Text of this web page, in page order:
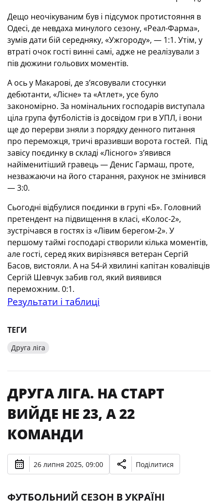
Дещо неочікуваним був і підсумок протистояння в
Одесі, де невдаха минулого сезону, «Реал-Фарма»,
зумів дати бій середняку, «Ужгороду», — 1:1. Утім, у
втраті очок гості винні самі, адже не реалізували з
пів дюжини гольових моментів.
А ось у Макарові, де з’ясовували стосунки
дебютанти, «Лісне» та «Атлет», усе було
закономірно. За номінальних господарів виступала
ціла група футболістів із досвідом гри в УПЛ, і вони
ще до перерви зняли з порядку денного питання
про переможця, тричі вразивши ворота гостей. Під
завісу поєдинку в складі «Лісного» з’явився
найіменитіший гравець — Денис Гармаш, проте,
незважаючи на його старання, рахунок не змінився
— 3:0.
Сьогодні відбулися поєдинки в групі «Б». Головний
претендент на підвищення в класі, «Колос-2»,
зустрічався в гостях із «Лівим берегом-2». У
першому таймі господарі створили кілька моментів,
але гості, серед яких вирізнявся ветеран Сергій
Басов, вистояли. А на 54-й хвилині капітан ковалівців
Сергій Шевчук забив гол, який виявився
переможним. 0:1.
Результати і таблиці
ТЕГИ
Друга ліга
ДРУГА ЛІГА. НА СТАРТ
ВИЙДЕ НЕ 23, А 22
КОМАНДИ
26 липня 2025, 09:00 Поділитися
ФУТБОЛЬНИЙ СЕЗОН В УКРАЇНІ